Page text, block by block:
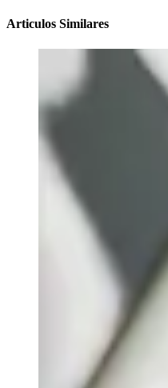
Articulos Similares